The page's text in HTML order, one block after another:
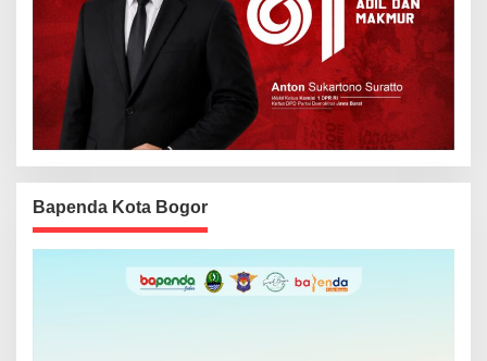
Bapenda Kota Bogor